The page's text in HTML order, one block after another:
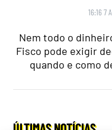
16:16 7
Nem todo o
Fisco pode exigir
quando e como